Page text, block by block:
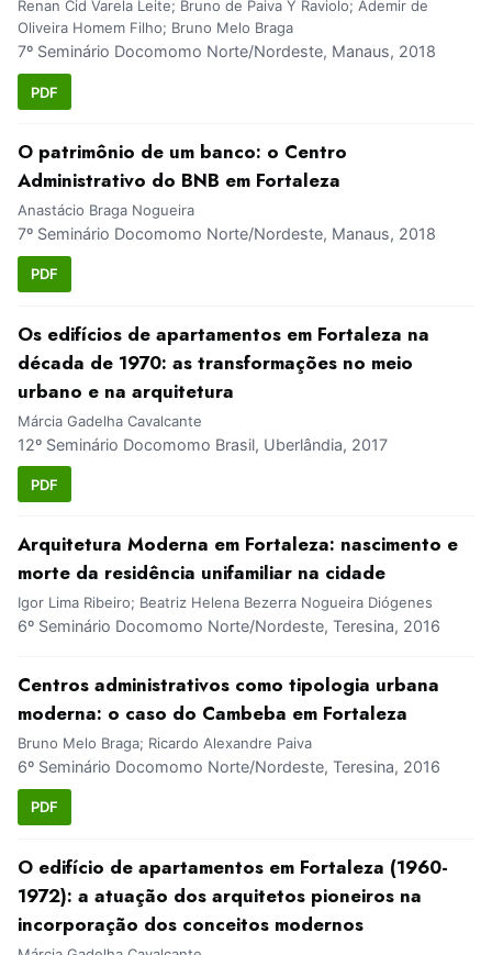
Renan Cid Varela Leite; Bruno de Paiva Y Raviolo; Ademir de
Oliveira Homem Filho; Bruno Melo Braga
7º Seminário Docomomo Norte/Nordeste, Manaus, 2018
PDF
O patrimônio de um banco: o Centro
Administrativo do BNB em Fortaleza
Anastácio Braga Nogueira
7º Seminário Docomomo Norte/Nordeste, Manaus, 2018
PDF
Os edifícios de apartamentos em Fortaleza na
década de 1970: as transformações no meio
urbano e na arquitetura
Márcia Gadelha Cavalcante
12º Seminário Docomomo Brasil, Uberlândia, 2017
PDF
Arquitetura Moderna em Fortaleza: nascimento e
morte da residência unifamiliar na cidade
Igor Lima Ribeiro; Beatriz Helena Bezerra Nogueira Diógenes
6º Seminário Docomomo Norte/Nordeste, Teresina, 2016
Centros administrativos como tipologia urbana
moderna: o caso do Cambeba em Fortaleza
Bruno Melo Braga; Ricardo Alexandre Paiva
6º Seminário Docomomo Norte/Nordeste, Teresina, 2016
PDF
O edifício de apartamentos em Fortaleza (1960-
1972): a atuação dos arquitetos pioneiros na
incorporação dos conceitos modernos